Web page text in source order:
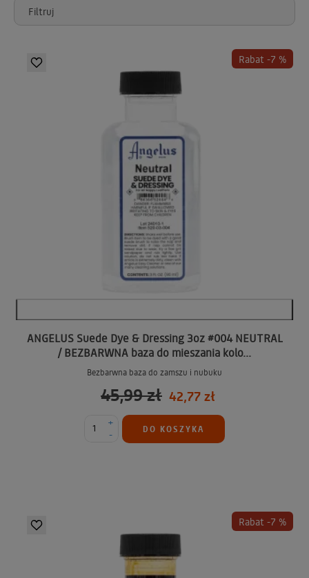
Filtruj
Rabat -7 %
ANGELUS Suede Dye & Dressing 3oz #004 NEUTRAL
/ BEZBARWNA baza do mieszania kolo...
Bezbarwna baza do zamszu i nubuku
45,99 zł 42,77 zł
-
+
DO KOSZYKA
Rabat -7 %